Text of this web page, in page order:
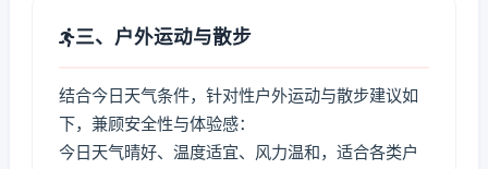
三、户外运动与散步
结合今日天气条件，针对性户外运动与散步建议如
下，兼顾安全性与体验感：
今日天气晴好、温度适宜、风力温和，适合各类户